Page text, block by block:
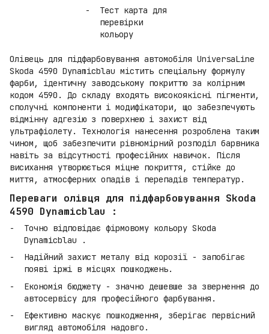
Тест карта для
перевірки
кольору
Олівець для підфарбовування автомобіля UniversaLine
Skoda 4590 Dynamicblau містить спеціальну формулу
фарби, ідентичну заводському покриттю за колірним
кодом 4590. До складу входять високоякісні пігменти,
сполучні компоненти і модифікатори, що забезпечують
відмінну адгезію з поверхнею і захист від
ультрафіолету. Технологія нанесення розроблена таким
чином, щоб забезпечити рівномірний розподіл барвника
навіть за відсутності професійних навичок. Після
висихання утворюється міцне покриття, стійке до
миття, атмосферних опадів і перепадів температур.
Переваги олівця для підфарбовування Skoda
4590 Dynamicblau :
Точно відповідає фірмовому кольору Skoda
Dynamicblau .
Надійний захист металу від корозії - запобігає
появі іржі в місцях пошкоджень.
Економія бюджету - значно дешевше за звернення до
автосервісу для професійного фарбування.
Ефективно маскує пошкодження, зберігає первісний
вигляд автомобіля надовго.